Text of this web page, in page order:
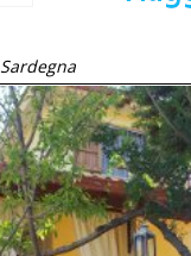
Sardegna